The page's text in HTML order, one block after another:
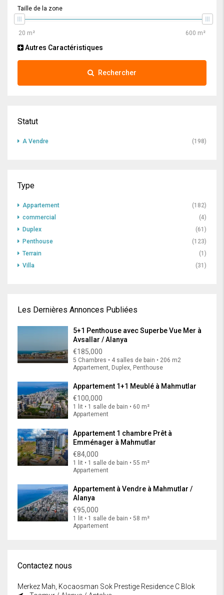
Taille de la zone
Autres Caractéristiques
Rechercher
Statut
A Vendre (198)
Type
Appartement
(182)
commercial
(4)
Duplex
(61)
Penthouse
(123)
Terrain
(1)
Villa
(31)
Les Dernières Annonces Publiées
5+1 Penthouse avec Superbe Vue Mer à
Avsallar / Alanya
€185,000
5 Chambres • 4 salles de bain • 206 m2
Appartement, Duplex, Penthouse
Appartement 1+1 Meublé à Mahmutlar
€100,000
1 lit • 1 salle de bain • 60 m²
Appartement
Appartement 1 chambre Prêt à
Emménager à Mahmutlar
€84,000
1 lit • 1 salle de bain • 55 m²
Appartement
Appartement à Vendre à Mahmutlar /
Alanya
€95,000
1 lit • 1 salle de bain • 58 m²
Appartement
Contactez nous
Merkez Mah, Kocaosman Sok Prestige Residence C Blok